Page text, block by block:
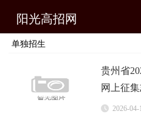
阳光高招网
单独招生
贵州省
网上征
2026-04-